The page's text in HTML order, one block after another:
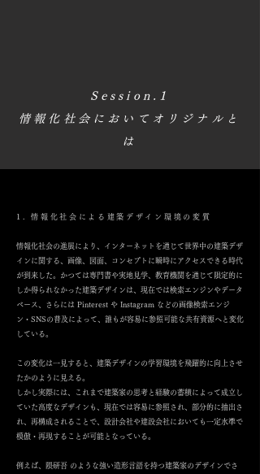
Session.1
情報化社会においてオリジナルと
は
1. 情報化社会による建築デザイン環境の変質
情報化社会の進展により、インターネットを通じて世界中の建築デザ
インに関する、画像、図面、コンセプトに瞬時にアクセスできる時代
が到来した。かつては専門書や実地見学、教育機関を通じて限定的に
しか得られなかった建築デザインは、現在では検索エンジンやデータ
ベース、さらには Pinterest や Instagram などの画像検索エンジ
ン・SNSの普及によって、誰もが容易に参照可能な共有資源へと変化
している。
この変化は一見すると、建築デザインの学習環境を飛躍的に向上させ
たかのように見える。
しかし実際には、これまで建築家の思考と経験の蓄積によって成立し
ていた高度なデザインも、現在では容易に参照され、部分的に抽出さ
れ、再構成されることで、設計会社や建設会社においても一定水準で
模倣・再現することが可能となっている。
例えば、隈研吾 のような強い造形言語を持つ建築家のデザインでさ